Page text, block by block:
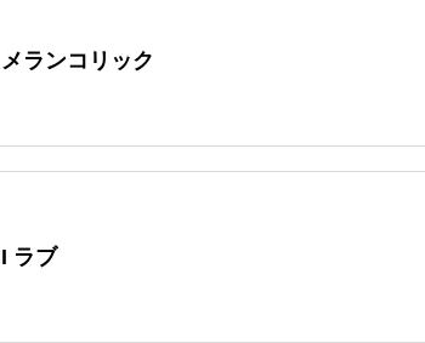
メランコリック
I ラブ